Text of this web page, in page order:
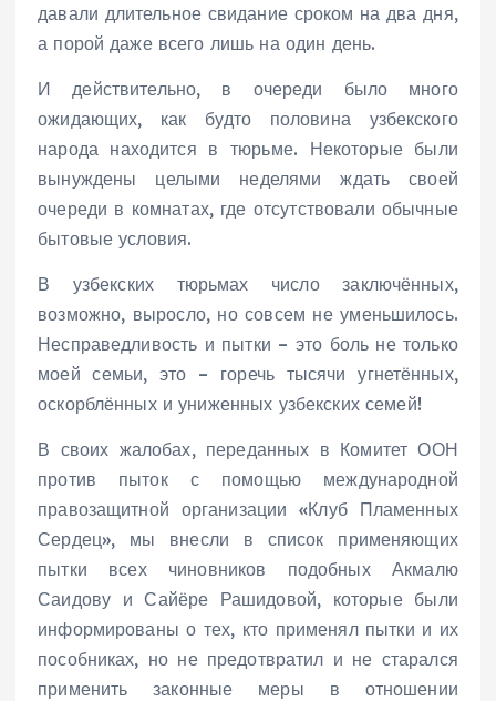
давали длительное свидание сроком на два дня,
а порой даже всего лишь на один день.
И действительно, в очереди было много
ожидающих, как будто половина узбекского
народа находится в тюрьме. Некоторые были
вынуждены целыми неделями ждать своей
очереди в комнатах, где отсутствовали обычные
бытовые условия.
В узбекских тюрьмах число заключённых,
возможно, выросло, но совсем не уменьшилось.
Несправедливость и пытки – это боль не только
моей семьи, это – горечь тысячи угнетённых,
оскорблённых и униженных узбекских семей!
В своих жалобах, переданных в Комитет ООН
против пыток с помощью международной
правозащитной организации «Клуб Пламенных
Сердец», мы внесли в список применяющих
пытки всех чиновников подобных Акмалю
Саидову и Сайёре Рашидовой, которые были
информированы о тех, кто применял пытки и их
пособниках, но не предотвратил и не старался
применить законные меры в отношении